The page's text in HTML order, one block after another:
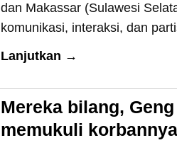
dan Makassar (Sulawesi
komunikasi, interaksi, dan
Lanjutkan →
Mereka bilang,
memukuli